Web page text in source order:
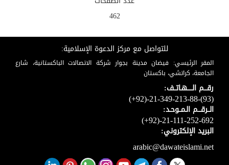
462
للتواصل مع مركز الدعوة الإسلامية:
المقر الرئيسي: فيضان مدينة بجوار شركة الاتصالات الباكستانية، شارع
الجامعة، كراتشي، باكستان
رقـــم الـــــهـاتــف:
(+92)-21-349-213-88-(93)
الــرقـــم الـمــوحـد:
(+92)-21-111-252-692
البريد الإلكتروني:
arabic@dawateislami.net